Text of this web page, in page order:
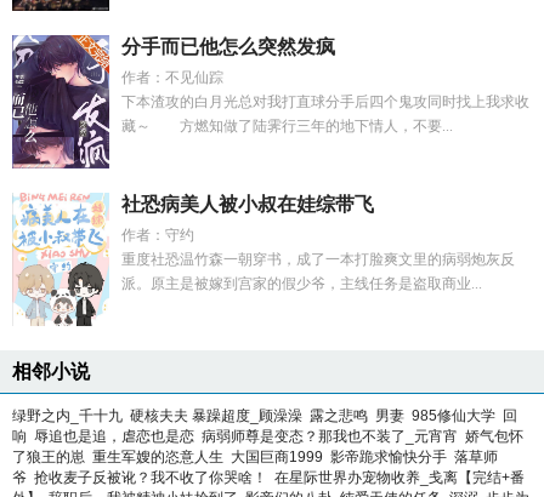
分手而已他怎么突然发疯
作者：不见仙踪
下本渣攻的白月光总对我打直球分手后四个鬼攻同时找上我求收
藏～ 方燃知做了陆霁行三年的地下情人，不要...
社恐病美人被小叔在娃综带飞
作者：守约
重度社恐温竹森一朝穿书，成了一本打脸爽文里的病弱炮灰反
派。原主是被嫁到宫家的假少爷，主线任务是盗取商业...
相邻小说
绿野之内_千十九 硬核夫夫 暴躁超度_顾澡澡 露之悲鸣 男妻 985修仙大学 回
响 辱追也是追，虐恋也是恋 病弱师尊是变态？那我也不装了_元宵宵 娇气包怀
了狼王的崽 重生军嫂的恣意人生 大国巨商1999 影帝跪求愉快分手 落草师
爷 抢收麦子反被讹？我不收了你哭啥！
在星际世界办宠物收养_戋离【完结+番